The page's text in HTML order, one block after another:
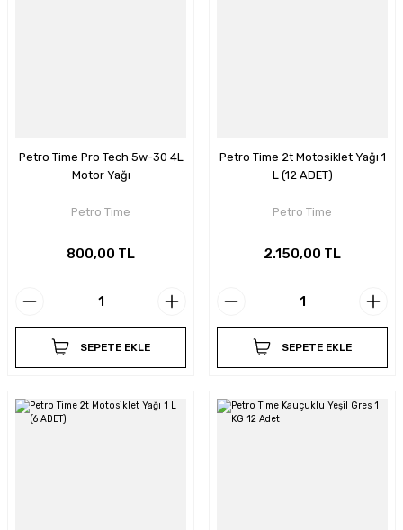
Petro Time Pro Tech 5w-30 4L
Motor Yağı
Petro Time
800,00 TL
SEPETE EKLE
Petro Time 2t Motosiklet Yağı 1
L (12 ADET)
Petro Time
2.150,00 TL
SEPETE EKLE